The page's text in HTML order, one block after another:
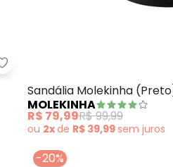
Molekinha - Sandália
Sandália Molekinha
Sintético
MOLEKINHA
R$ 79,99R$ 99,99
ou 2xde R$ 39,99sem juros
-20%